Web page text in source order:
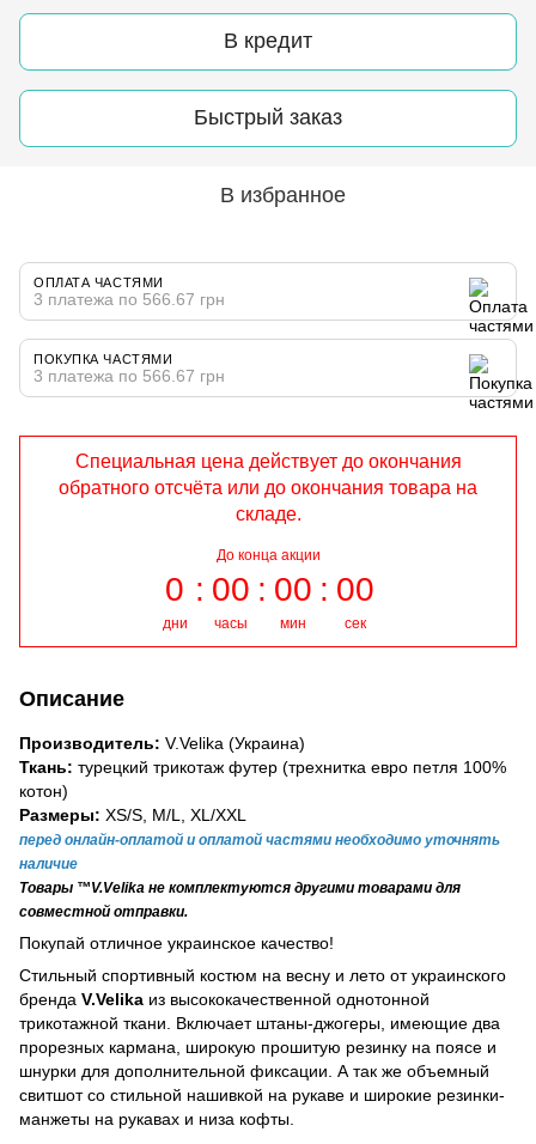
В кредит
Быстрый заказ
В избранное
ОПЛАТА ЧАСТЯМИ
3 платежа по 566.67 грн
ПОКУПКА ЧАСТЯМИ
3 платежа по 566.67 грн
Специальная цена действует до окончания
обратного отсчёта или до окончания товара на
складе.
До конца акции
0
дни
00
часы
00
мин
00
сек
Описание
Производитель: V.Velika (Украина)
Ткань: турецкий трикотаж футер (трехнитка евро петля 100%
котон)
Размеры: XS/S, M/L, XL/XXL
перед онлайн-оплатой и оплатой частями необходимо уточнять
наличие
Товары ™V.Velika не комплектуются другими товарами для
совместной отправки.
Покупай отличное украинское качество!
Стильный спортивный костюм на весну и лето от украинского
бренда V.Velika из высококачественной однотонной
трикотажной ткани. Включает штаны-джогеры, имеющие два
прорезных кармана, широкую прошитую резинку на поясе и
шнурки для дополнительной фиксации. А так же объемный
свитшот со стильной нашивкой на рукаве и широкие резинки-
манжеты на рукавах и низа кофты.